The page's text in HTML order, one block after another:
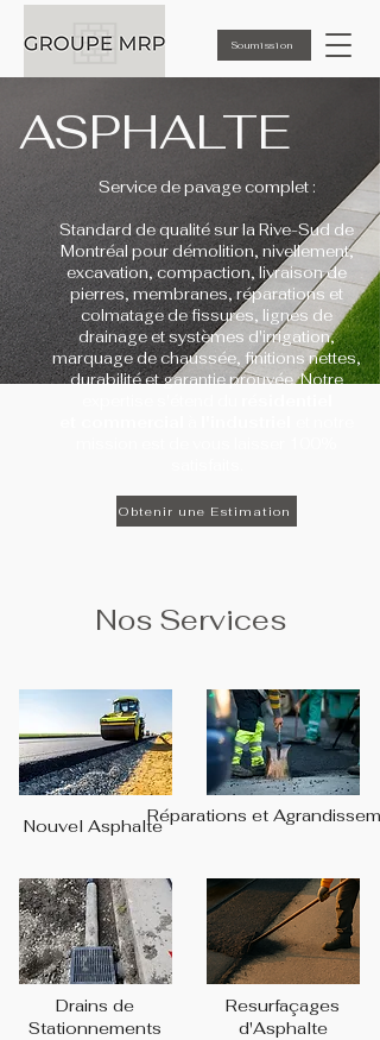
Soumission
Service de pavage complet :
Standard de qualité sur la Rive-Sud de
Montréal pour démolition, nivellement,
excavation, compaction, livraison de
pierres, membranes, réparations et
colmatage de fissures, lignes de
drainage et systèmes d'irrigation,
marquage de chaussée, finitions nettes,
durabilité et garantie prouvée. Notre
Obtenir une Estimation
ASPHALTE
Nos Services
Nouvel AsphalteRéparations et
Drains de
Stationnements
Resurfaçages
d'Asphalte